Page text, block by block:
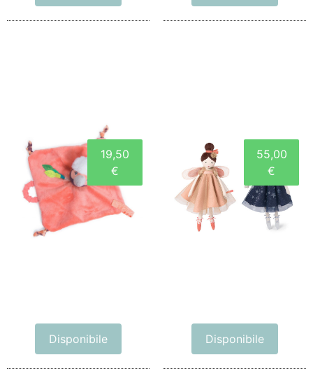
Disponibile
19,50
€
Disponibile
55,00
€